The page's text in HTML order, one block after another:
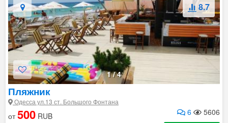
1/4
8.7
Пляжник
Одесса ул.13 ст. Большого Фонтана
6 5606
от500 RUB